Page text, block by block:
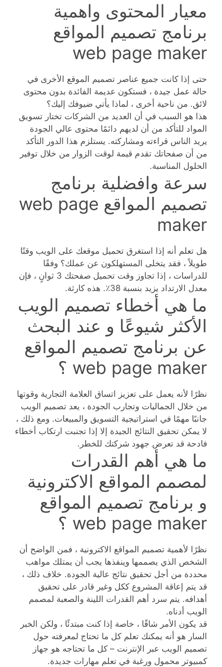
معيار المحتوى واهمية
برنامج تصميم المواقع
web page maker
حتى إذا كانت جميع عناصر تصميم الموقع الأخرى في
حالة عمل جيدة ، فستكون عديمة الفائدة بدون محتوى
لائق. من ناحية أخرى ، لماذا يأتي ضيوفك إليك؟
هذا هو السبب في أن العديد من الشركات تختار تسويق
المواد للتأكد من أن لديهم دائمًا محتوى عالي الجودة
يريد الناس قراءته ومشاركته. يستلزم هذا الدور التأكد
من أن صفحاتك تقدم قيمة لوقت الزوار من خلال توفير
الحلول المناسبة.
سرعة وافضلية برنامج
تصميم المواقع web page
maker
هل تعلم أنه إذا استغرق تحميل موقعك على الويب وقتًا
طويلاً ، فقد يتخلى المستهلكون عن عملك؟ وفقًا
للدراسات ، إذا تجاوز وقت تحميل صفحتك 3 ثوانٍ ، فإن
معدل الارتداد يزيد بنسبة 38٪. هذه كارثة.
ما هي أخطاء تصميم الويب
الأكثر شيوعًا و عند البحث
عن برنامج تصميم المواقع
web page maker ؟
نظرًا لأنه يعمل على تعزيز اتساق العلامة التجارية وقوتها
من خلال الجماليات وتجارب الجودة ، يعد تصميم الويب
جانبًا مهمًا في استراتيجية التسويق والمبيعات. ومع ذلك ،
لا يمكن تحقيق النتائج الجيدة إلا إذا تجنبت ارتكاب أخطاء
فادحة قد تعرض جهود شركتك للخطر.
ما هي أهم القدرات
لمصمم المواقع الاكترونية
و برنامج تصميم المواقع
web page maker ؟
نظرًا لأهمية تصميم المواقع الاكترونية ، فمن الواضح أن
الشخص الذي يصممها وينفذها يجب أن يمتلك مواهب
محددة من أجل تحقيق نتائج عالية الجودة. خلاف ذلك ،
قد يتم إعاقة المشروع ككل وغير قادر على تحقيق
أهدافه. يتم سرد أهم القدرات اللينة والصعبة لمصمم
الويب أدناه.
قد يكون الأمر شاقًا ، خاصة إذا كنت مبتدئًا ، ولكن الخبر
السار هو أنه يمكنك تعلم كل ما تحتاج لمعرفته حول
تصميم الويب عبر الإنترنت – كل ما تحتاجه هو جهاز
كمبيوتر محمول ورغبة في تعلم مهارات جديدة.